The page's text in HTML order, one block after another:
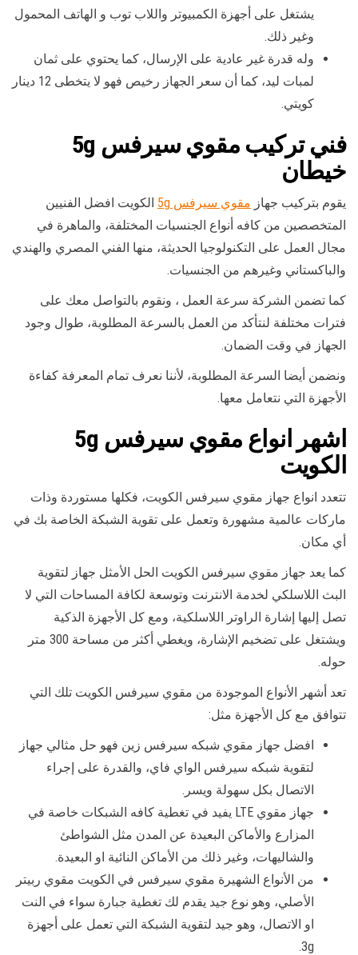
يشتغل على أجهزة الكمبيوتر واللاب توب و الهاتف المحمول
وغير ذلك.
وله قدرة غير عادية على الإرسال، كما يحتوي على ثمان
لمبات ليد، كما أن سعر الجهاز رخيص فهو لا يتخطى 12 دينار
كويتي.
فنيتركيب مقوي سيرفس 5g
خيطان
يقوم بتركيب جهاز مقوي سيرفس 5g
الكويت افضل الفنيين
المتخصصين من كافه أنواع الجنسيات المختلفة، والماهرة في
مجال العمل على التكنولوجيا الحديثة، منها الفني المصري والهندي
والباكستاني وغيرهم من الجنسيات.
كما تضمن الشركة سرعة العمل ، ونقوم بالتواصل معك على
فترات مختلفة لنتأكد من العمل بالسرعة المطلوبة، طوال وجود
الجهاز في وقت الضمان.
ونضمن أيضا السرعة المطلوبة، لأننا نعرف تمام المعرفة كفاءة
الأجهزة التي نتعامل معها.
اشهر
انواع مقوي سيرفس 5g
الكويت
تتعدد انواع جهاز مقوي سيرفس الكويت، فكلها مستوردة وذات
ماركات عالمية مشهورة وتعمل على تقوية الشبكة الخاصة بك في
أي مكان.
كما يعد جهاز مقوي سيرفس الكويت الحل الأمثل جهاز لتقوية
البث اللاسلكي لخدمة الانترنت وتوسعة لكافة المساحات التي لا
تصل إليها إشارة الراوتر اللاسلكية، ومع كل الأجهزة الذكية
ويشتغل على تضخيم الإشارة، ويغطي أكثر من مساحة 300 متر
حوله.
تعد أشهر الأنواع الموجودة من مقوي سيرفس الكويت تلك التي
تتوافق مع كل الأجهزة مثل:
افضل جهاز مقوي شبكه سيرفس زين فهو حل مثالي جهاز
لتقوية شبكه سيرفس الواي فاي، والقدرة على إجراء
الاتصال بكل سهولة ويسر.
جهاز مقوي LTE يفيد في تغطية كافه الشبكات خاصة في
المزارع والأماكن البعيدة عن المدن مثل الشواطئ
والشاليهات، وغير ذلك من الأماكن النائية او البعيدة.
من الأنواع الشهيرة مقوي سيرفس في الكويت مقوي ربيتر
الأصلي، وهو نوع جيد يقدم لك تغطية جبارة سواء في النت
او الاتصال، وهو جيد لتقوية الشبكة التي تعمل على أجهزة
3g.